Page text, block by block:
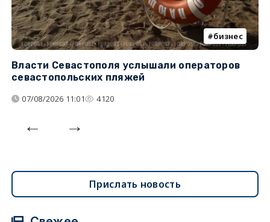
бизнес
Власти Севастополя услышали операторов
севастопольских пляжей
07/08/2026 11:01 4120
Прислать новость